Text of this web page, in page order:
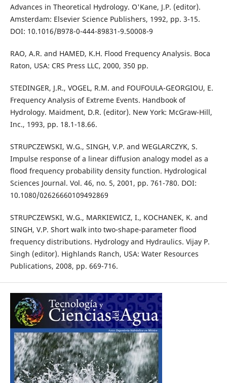
Advances in Theoretical Hydrology. O'Kane, J.P. (editor).
Amsterdam: Elsevier Science Publishers, 1992, pp. 3-15.
DOI: 10.1016/B978-0-444-89831-9.50008-9
RAO, A.R. and HAMED, K.H. Flood Frequency Analysis. Boca
Raton, USA: CRS Press LLC, 2000, 350 pp.
STEDINGER, J.R., VOGEL, R.M. and FOUFOULA-GEORGIOU, E.
Frequency Analysis of Extreme Events. Handbook of
Hydrology. Maidment, D.R. (editor). New York: McGraw-Hill,
Inc., 1993, pp. 18.1-18.66.
STRUPCZEWSKI, W.G., SINGH, V.P. and WEGLARCZYK, S.
Impulse response of a linear diffusion analogy model as a
flood frequency probability density function. Hydrological
Sciences Journal. Vol. 46, no. 5, 2001, pp. 761-780. DOI:
10.1080/02626660109492869
STRUPCZEWSKI, W.G., MARKIEWICZ, I., KOCHANEK, K. and
SINGH, V.P. Short walk into two-shape-parameter flood
frequency distributions. Hydrology and Hydraulics. Vijay P.
Singh (editor). Highlands Ranch, USA: Water Resources
Publications, 2008, pp. 669-716.